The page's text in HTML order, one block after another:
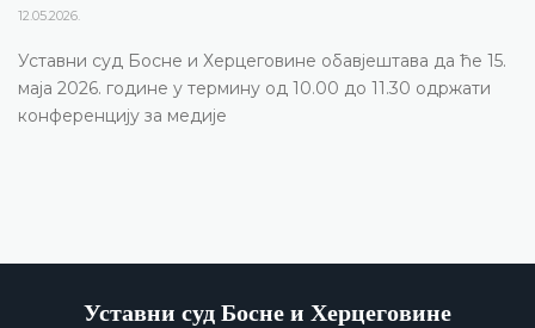
12.05.2026.
Уставни суд Босне и Херцеговине обавјештава да ће 15.
маја 2026. године у термину од 10.00 до 11.30 одржати
конференцију за медије
Уставни суд Босне и Херцеговине